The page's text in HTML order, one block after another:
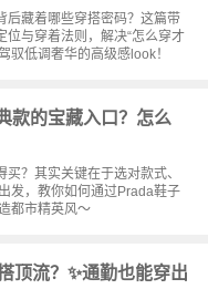
后藏着哪些穿搭密码？这篇带
与穿着法则，解决“怎么穿才
驭低调奢华的高级感look！
款的宝藏入口？怎么
？其实关键在于选对款式、
发，教你如何通过Prada鞋子
都市精英风～
顶流？✨通勤也能穿出